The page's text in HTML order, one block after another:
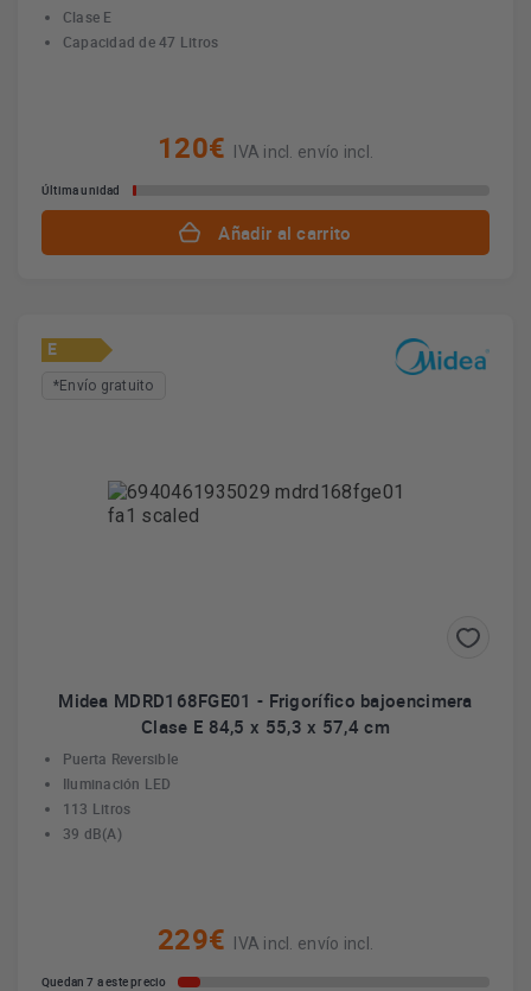
Clase E
Capacidad de 47 Litros
120€ IVA incl. envío incl.
Última unidad
Añadir al carrito
E
*Envío gratuito
Midea MDRD168FGE01 - Frigorífico bajoencimera
Clase E 84,5 x 55,3 x 57,4 cm
Puerta Reversible
Iluminación LED
113 Litros
39 dB(A)
229€ IVA incl. envío incl.
Quedan 7 a este precio